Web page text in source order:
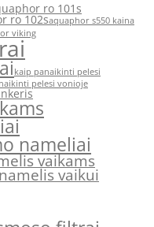
ro 101s
ro 102saquaphor s550 kaina
viking
kaip panaikinti pelesi
pelesi vonioje
nameliai
vaikams
vaikui